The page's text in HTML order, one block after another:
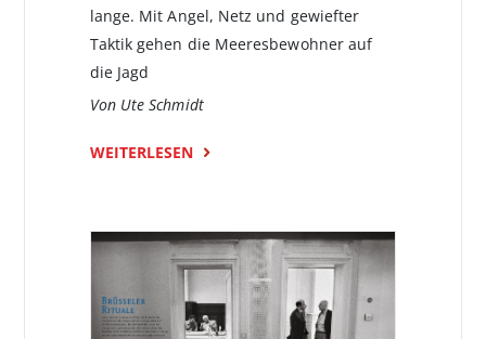
lange. Mit Angel, Netz und gewiefter
Taktik gehen die Meeresbewohner auf
die Jagd
Von Ute Schmidt
WEITERLESEN